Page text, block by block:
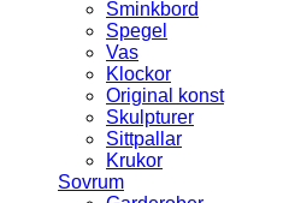
Sminkbord
Spegel
Vas
Klockor
Original konst
Skulpturer
Sittpallar
Krukor
Sovrum